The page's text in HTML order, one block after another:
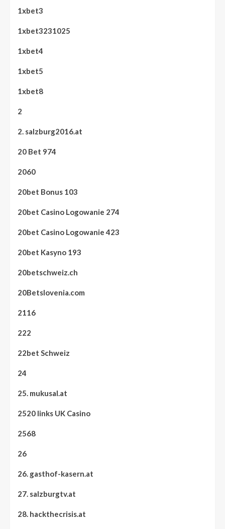
1xbet3
1xbet3231025
1xbet4
1xbet5
1xbet8
2
2. salzburg2016.at
20 Bet 974
2060
20bet Bonus 103
20bet Casino Logowanie 274
20bet Casino Logowanie 423
20bet Kasyno 193
20betschweiz.ch
20Betslovenia.com
2116
222
22bet Schweiz
24
25. mukusal.at
2520 links UK Casino
2568
26
26. gasthof-kasern.at
27. salzburgtv.at
28. hackthecrisis.at